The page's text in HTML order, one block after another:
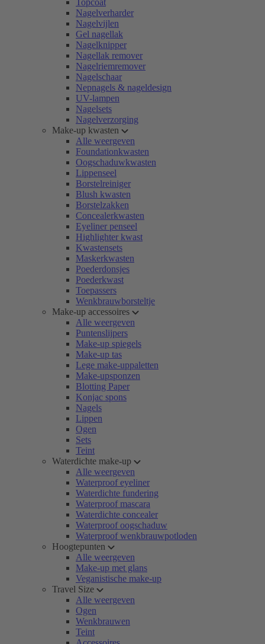
Topcoat
Nagelverharder
Nagelvijlen
Gel nagellak
Nagelknipper
Nagellak remover
Nagelriemremover
Nagelschaar
Nepnagels & nageldesign
UV-lampen
Nagelsets
Nagelverzorging
Make-up kwasten
Alle weergeven
Foundationkwasten
Oogschaduwkwasten
Lippenseel
Borstelreiniger
Blush kwasten
Borstelzakken
Concealerkwasten
Eyeliner penseel
Highlighter kwast
Kwastensets
Maskerkwasten
Poederdonsjes
Poederkwast
Toepassers
Wenkbrauwborsteltje
Make-up accessoires
Alle weergeven
Puntenslijpers
Make-up spiegels
Make-up tas
Lege make-uppaletten
Make-upsponzen
Blotting Paper
Konjac spons
Nagels
Lippen
Ogen
Sets
Teint
Waterdichte make-up
Alle weergeven
Waterproof eyeliner
Waterdichte fundering
Waterproof mascara
Waterdichte concealer
Waterproof oogschaduw
Waterproof wenkbrauwpotloden
Hoogtepunten
Alle weergeven
Make-up met glans
Veganistische make-up
Travel Size
Alle weergeven
Ogen
Wenkbrauwen
Teint